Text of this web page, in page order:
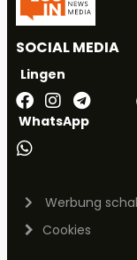
SOCIAL MEDIA
Lingen
WhatsApp
Werbung
Cookies